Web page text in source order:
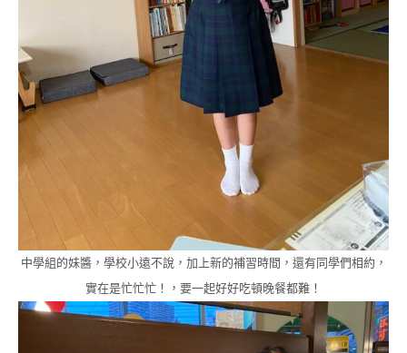
中學組的妹醬，學校小遠不說，加上新的補習時間，還有同學們相約，
實在是忙忙忙！，要一起好好吃頓晚餐都難！